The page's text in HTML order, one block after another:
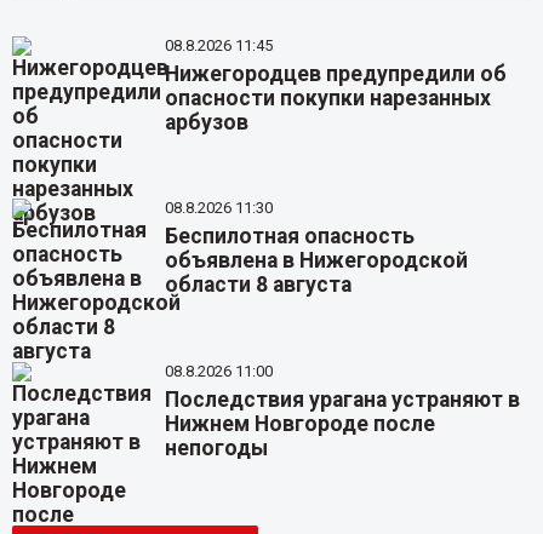
08.8.2026 11:45
Нижегородцев предупредили об
опасности покупки нарезанных
арбузов
08.8.2026 11:30
Беспилотная опасность
объявлена в Нижегородской
области 8 августа
08.8.2026 11:00
Последствия урагана устраняют в
Нижнем Новгороде после
непогоды